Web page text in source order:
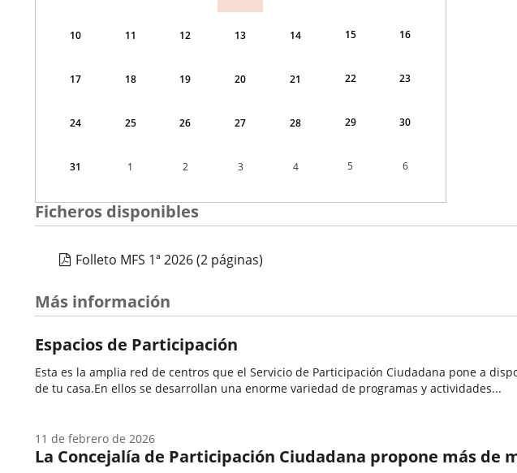
10 11 12 13 14 15 16
17 18 19 20 21 22 23
24 25 26 27 28 29 30
31 1 2 3 4 5 6
Ficheros disponibles
Folleto MFS 1ª 2026(2 páginas)
Más información
Espacios de Participación
Esta es la amplia red de centros que el Servicio de Participación Ciudadana pone a
de tu casa.En ellos se desarrollan una enorme variedad de programas y actividades...
La Concejalía de Participación Ciudadana propone más
11 de febrero de 2026